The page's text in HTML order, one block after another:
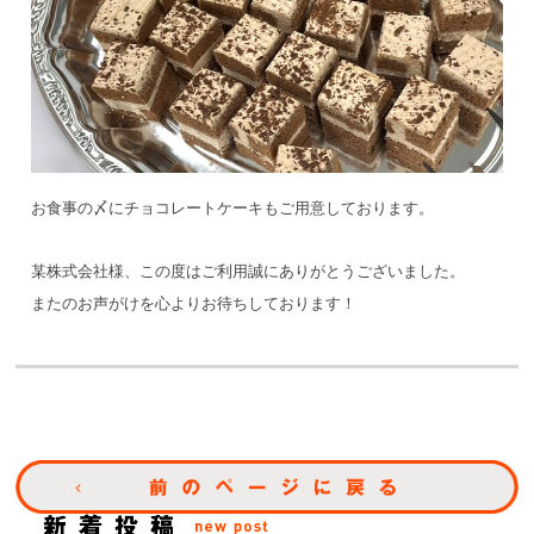
お食事の〆にチョコレートケーキもご用意しております。
某株式会社様、この度はご利用誠にありがとうございました。
またのお声がけを心よりお待ちしております！